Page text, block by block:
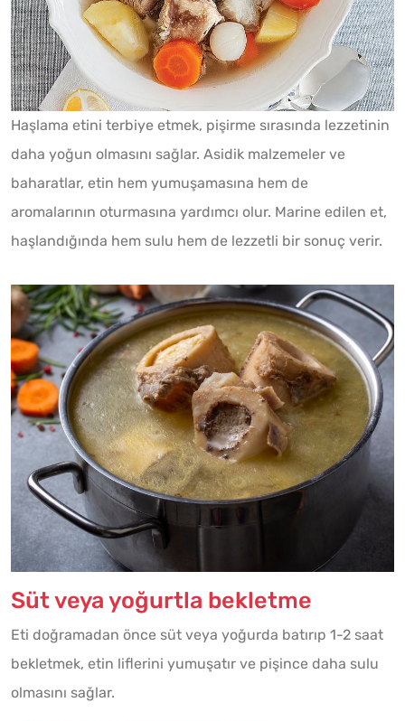
Haşlama etini terbiye etmek, pişirme sırasında lezzetinin
daha yoğun olmasını sağlar. Asidik malzemeler ve
baharatlar, etin hem yumuşamasına hem de
aromalarının oturmasına yardımcı olur. Marine edilen et,
haşlandığında hem sulu hem de lezzetli bir sonuç verir.
Süt veya yoğurtla bekletme
Eti doğramadan önce süt veya yoğurda batırıp 1-2 saat
bekletmek, etin liflerini yumuşatır ve pişince daha sulu
olmasını sağlar.